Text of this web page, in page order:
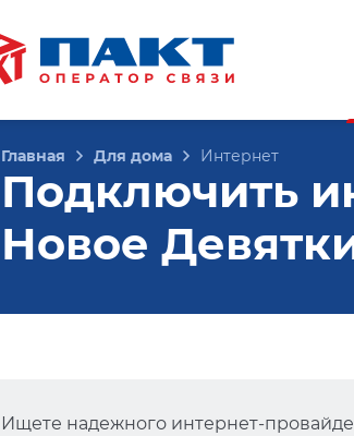
Главная Для дома Интернет
Подключить
Новое
Ищете надежного интернет-